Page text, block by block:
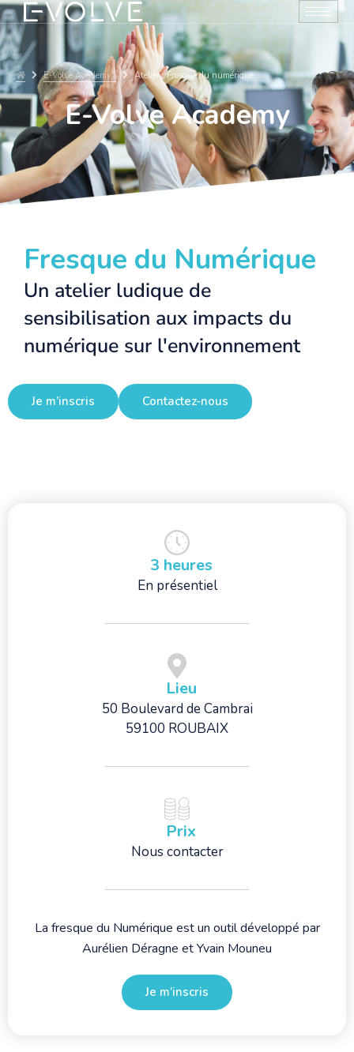
E-Volve Academy Atelier : Fresque du numérique
E-Volve Academy
Fresque du Numérique
Un atelier ludique de
sensibilisation aux impacts du
numérique sur l'environnement
Je m’inscris Contactez-nous
3 heures
En présentiel
Lieu
50 Boulevard de Cambrai
59100 ROUBAIX
Prix
Nous contacter
La fresque du Numérique est un outil développé par
Aurélien Déragne et Yvain Mouneu
Je m’inscris